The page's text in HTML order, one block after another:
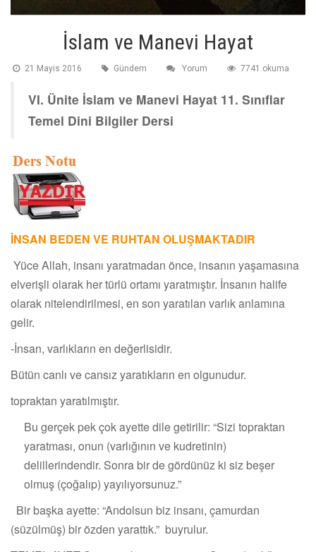
İslam ve Manevi Hayat
21 Mayis 2016 Gündem Yorum 7741 okuma
VI. Ünite İslam ve Manevi Hayat 11. Sınıflar
Temel Dini Bilgiler Dersi
İNSAN BEDEN VE RUHTAN OLUŞMAKTADIR
Yüce Allah, insanı yaratmadan önce, insanın yaşamasına
elverişli olarak her türlü ortamı yaratmıştır. İnsanın halife
olarak nitelendirilmesi, en son yaratılan varlık anlamına
gelir.
-İnsan, varlıkların en değerlisidir.
Bütün canlı ve cansız yaratıkların en olgunudur.
topraktan yaratılmıştır.
Bu gerçek pek çok ayette dile getirilir: “Sizi topraktan
yaratması, onun (varlığının ve kudretinin)
delillerindendir. Sonra bir de gördünüz ki siz beşer
olmuş (çoğalıp) yayılıyorsunuz.”
Bir başka ayette: “Andolsun biz insanı, çamurdan
(süzülmüş) bir özden yarattık.” buyrulur.